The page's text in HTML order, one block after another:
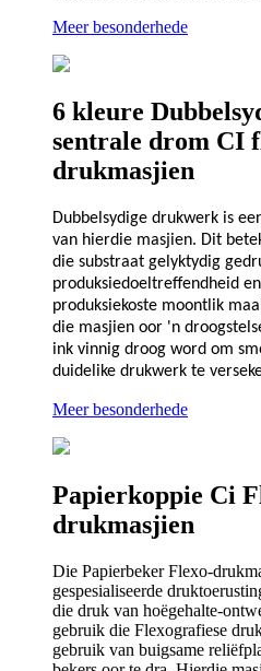
Meer besonderhede
6 kleure
sentrale drom CI
drukmasjien
Dubbelsydige drukwerk is
van hierdie masjien. Dit
die substraat gelyktydig
produksiedoeltreffendheid
produksiekoste moontlik
die masjien oor 'n
ink vinnig droog word om
duidelike drukwerk te
Meer besonderhede
Papierkoppie Ci
drukmasjien
Die Papierbeker Flexo-
gespesialiseerde
die druk van hoëgehalte-
gebruik die Flexografiese
gebruik van buigsame